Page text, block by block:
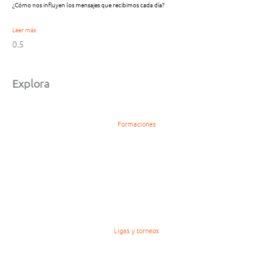
¿Cómo nos influyen los mensajes que recibimos cada día?
Leer más
Explora
Formaciones
Ligas y torneos